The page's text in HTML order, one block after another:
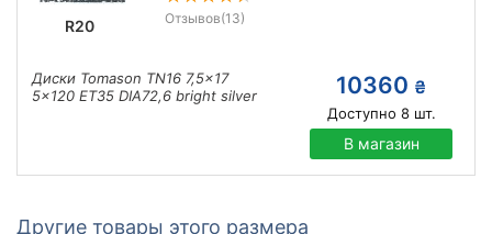
R20 Отзывов(13)
Диски Tomason TN16 7,5x17
5x120 ET35 DIA72,6 bright silver
10360 ₴
Доступно 8шт.
В магазин
Другие товары этого размера